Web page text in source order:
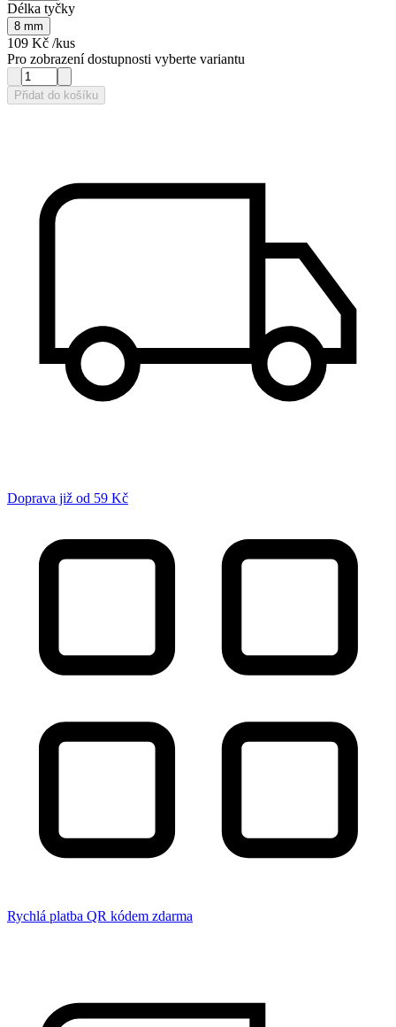
Délka tyčky
8 mm
109 Kč /kus
Pro zobrazení dostupnosti vyberte variantu
Přidat do košíku
Doprava již od 59 Kč
Rychlá platba QR kódem zdarma